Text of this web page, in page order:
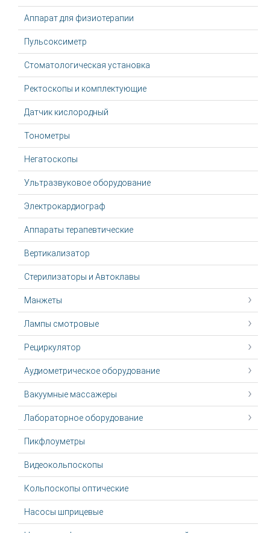
Аппарат для физиотерапии
Пульсоксиметр
Стоматологическая установка
Ректоскопы и комплектующие
Датчик кислородный
Тонометры
Негатоскопы
Ультразвуковое оборудование
Электрокардиограф
Аппараты терапевтические
Вертикализатор
Стерилизаторы и Автоклавы
Манжеты
Лампы смотровые
Рециркулятор
Аудиометрическое оборудование
Вакуумные массажеры
Лабораторное оборудование
Пикфлоуметры
Видеокольпоскопы
Кольпоскопы оптические
Насосы шприцевые